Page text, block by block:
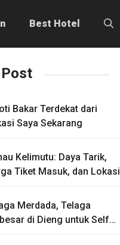
Best Hotel
Bakar Terdekat dari
Saya Sekarang
Kelimutu: Daya Tarik,
Tiket Masuk, dan Lokasi
Merdada, Telaga
di Dieng untuk Self